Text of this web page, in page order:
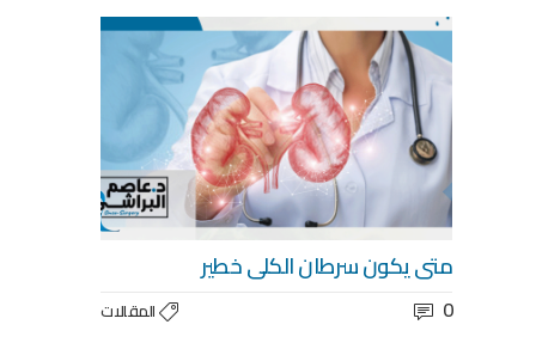
متى يكون سرطان الكلى خطير
المقالات
0